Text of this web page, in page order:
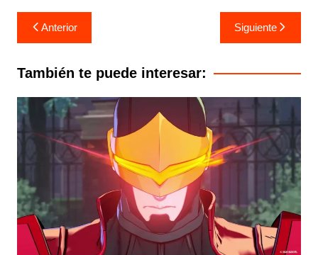
Navegación
de
entradas
Anterior Siguiente
También te puede interesar: